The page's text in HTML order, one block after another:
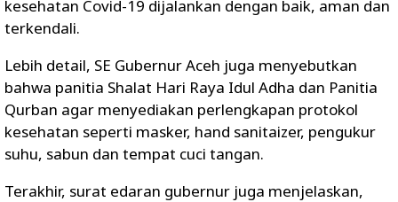
kesehatan Covid-19 dijalankan dengan baik, aman dan
terkendali.
Lebih detail, SE Gubernur Aceh juga menyebutkan
bahwa panitia Shalat Hari Raya Idul Adha dan Panitia
Qurban agar menyediakan perlengkapan protokol
kesehatan seperti masker, hand sanitaizer, pengukur
suhu, sabun dan tempat cuci tangan.
Terakhir, surat edaran gubernur juga menjelaskan,